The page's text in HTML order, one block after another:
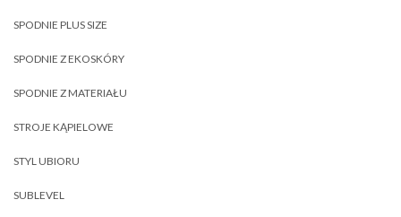
SPODNIE PLUS SIZE
SPODNIE Z EKOSKÓRY
SPODNIE Z MATERIAŁU
STROJE KĄPIELOWE
STYL UBIORU
SUBLEVEL